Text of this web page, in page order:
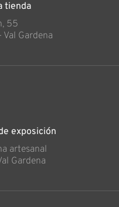
tienda
55
Gardena
exposición
artesanal
Gardena